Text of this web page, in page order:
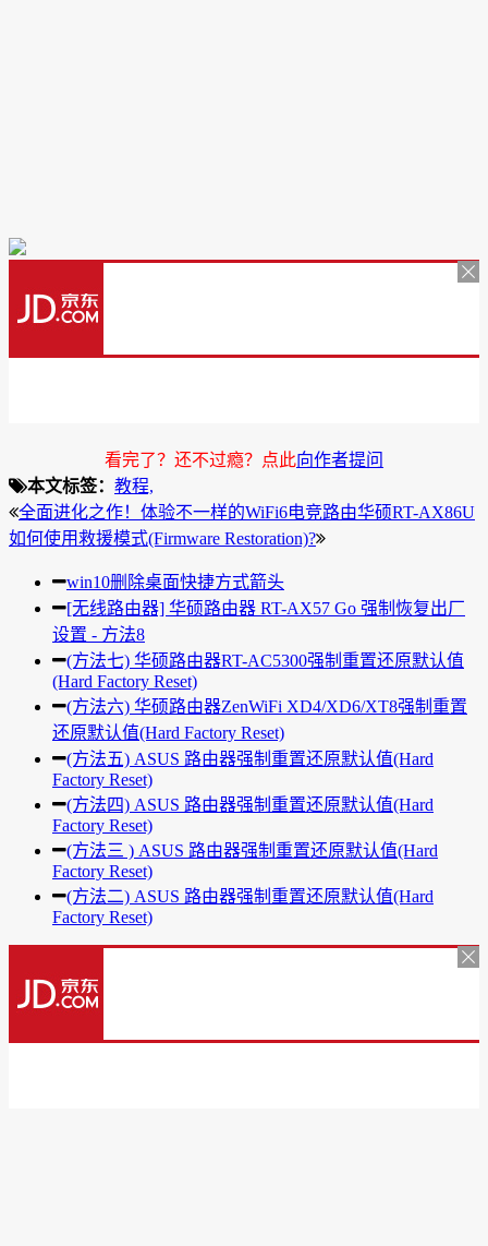
看完了？还不过瘾？点此向作者提问
本文标签： 教程,
全面进化之作！体验不一样的WiFi6电竞路由华硕RT-AX86U
如何使用救援模式(Firmware Restoration)?
win10删除桌面快捷方式箭头
[无线路由器] 华硕路由器 RT-AX57 Go 强制恢复出厂
设置 - 方法8
(方法七) 华硕路由器RT-AC5300强制重置还原默认值
(Hard Factory Reset)
(方法六) 华硕路由器ZenWiFi XD4/XD6/XT8强制重置
还原默认值(Hard Factory Reset)
(方法五) ASUS 路由器强制重置还原默认值(Hard
Factory Reset)
(方法四) ASUS 路由器强制重置还原默认值(Hard
Factory Reset)
(方法三 ) ASUS 路由器强制重置还原默认值(Hard
Factory Reset)
(方法二) ASUS 路由器强制重置还原默认值(Hard
Factory Reset)